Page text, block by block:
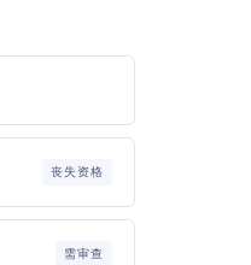
丧失资格
需审查